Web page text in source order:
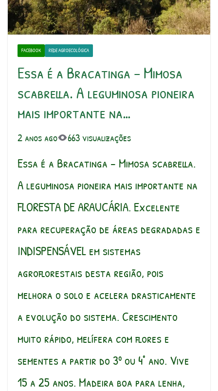
FACEBOOK REDE AGROECOLÓGICA
Essa é a Bracatinga – Mimosa
scabrella. A leguminosa pioneira
mais importante na…
2 anos ago 663 visualizações
Essa é a Bracatinga – Mimosa scabrella.
A leguminosa pioneira mais importante na
FLORESTA DE ARAUCÁRIA. Excelente
para recuperação de áreas degradadas e
INDISPENSÁVEL em sistemas
agroflorestais desta região, pois
melhora o solo e acelera drasticamente
a evolução do sistema. Crescimento
muito rápido, melífera com flores e
sementes a partir do 3º ou 4° ano. Vive
15 a 25 anos. Madeira boa para lenha,